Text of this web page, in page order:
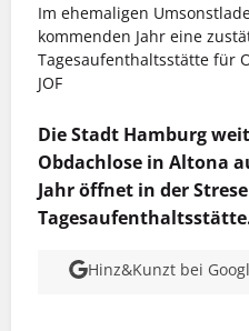
Im ehemaligen
kommenden Jahr eine
Tagesaufenthaltsstätte für
JOF
Die Stadt Hamburg
Obdachlose in Altona
Jahr öffnet in der
Hinz&Kunzt bei